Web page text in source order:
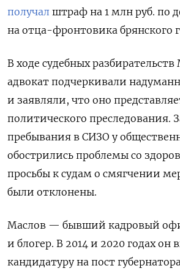
получал штраф на 1 млн руб. по
на отца-фронтовика брянского
В ходе судебных разбирательств
адвокат подчеркивали
и заявляли, что оно
политического преследования.
пребывания в СИЗО у
обострились проблемы со
просьбы к судам о смягчении
были отклонены.
Маслов — бывший кадровый
и блогер. В 2014 и 2020 годах он
кандидатуру на пост